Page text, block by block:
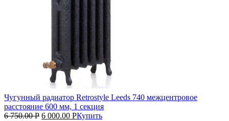
Чугунный радиатор Retrostyle Leeds 740 межцентровое
расстояние 600 мм, 1 секция
6 750.00Р 6 000.00 РКупить